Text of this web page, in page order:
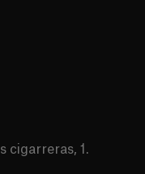
cigarreras, 1.